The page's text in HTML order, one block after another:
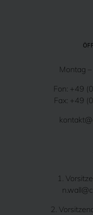
Montag
Fon: +49
Fax: +49
1.
2.